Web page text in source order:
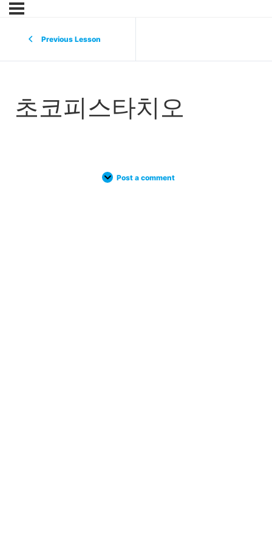
Previous Lesson
초코피스타치오
Post a comment